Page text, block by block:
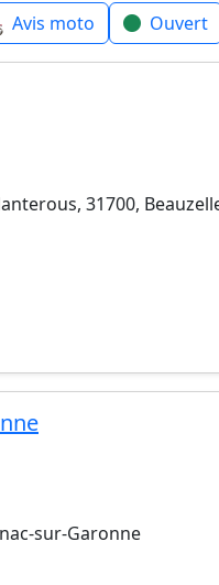
Avis moto Ouvert
31700,
sur-Garonne